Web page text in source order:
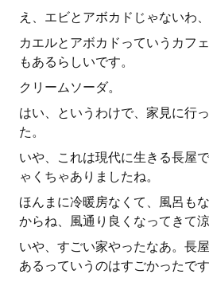
え、エビとアボカドじゃないわ
カエルとアボカドっていうカフ
もあるらしいです。
クリームソーダ。
はい、というわけで、家見に行
た。
いや、これは現代に生きる長屋
ゃくちゃありましたね。
ほんまに冷暖房なくて、風呂も
からね、風通り良くなってきて
いや、すごい家やったなあ。長
あるっていうのはすごかったです